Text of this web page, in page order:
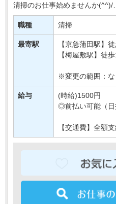
清掃のお仕事始めませんか(^^)/
週3日OK＆土日休みで
プライベートも大切に、無理
しゅふさんなども多く活・・・
職種 清掃
最寄駅
【京急蒲田駅】
【梅屋敷駅】
※変更の範囲：な
給与
(時給)1500円
◎前払い可能（日
【交通費】全額